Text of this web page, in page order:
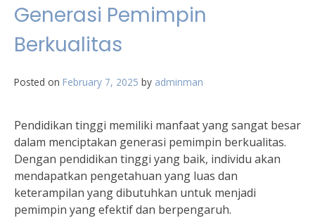
Generasi Pemimpin
Berkualitas
Posted on February 7, 2025 by adminman
Pendidikan tinggi memiliki manfaat yang sangat besar
dalam menciptakan generasi pemimpin berkualitas.
Dengan pendidikan tinggi yang baik, individu akan
mendapatkan pengetahuan yang luas dan
keterampilan yang dibutuhkan untuk menjadi
pemimpin yang efektif dan berpengaruh.